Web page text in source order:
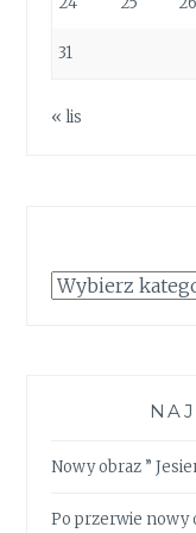
31
« lis
Kategorie
Nowy obraz ”
Po przerwie nowy